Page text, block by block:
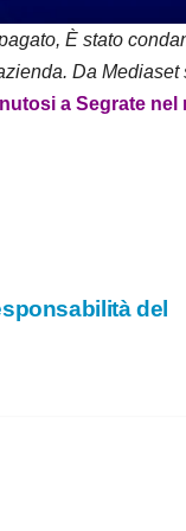
e
o
È stato
Da
a Segrate
del